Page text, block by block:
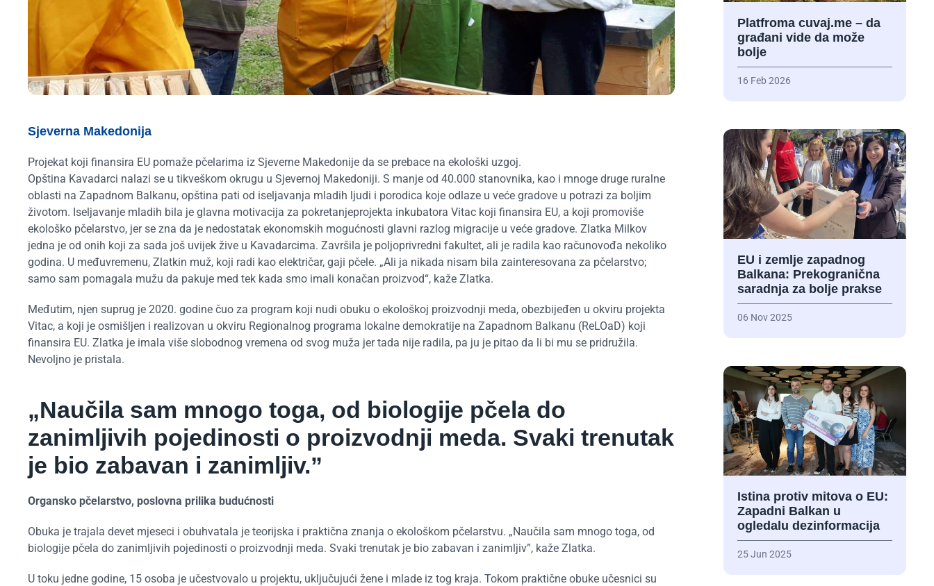
Sjeverna Makedonija
Projekat koji finansira EU pomaže pčelarima iz Sjeverne Makedonije da se prebace na ekološki uzgoj.
Opština Kavadarci nalazi se u tikveškom okrugu u Sjevernoj Makedoniji. S manje od 40.000 stanovnika, kao i mnoge druge ruralne
oblasti na Zapadnom Balkanu, opština pati od iseljavanja mladih ljudi i porodica koje odlaze u veće gradove u potrazi za boljim
životom. Iseljavanje mladih bila je glavna motivacija za pokretanjeprojekta inkubatora Vitac koji finansira EU, a koji promoviše
ekološko pčelarstvo, jer se zna da je nedostatak ekonomskih mogućnosti glavni razlog migracije u veće gradove. Zlatka Milkov
jedna je od onih koji za sada još uvijek žive u Kavadarcima. Završila je poljoprivredni fakultet, ali je radila kao računovođa nekoliko
godina. U međuvremenu, Zlatkin muž, koji radi kao električar, gaji pčele. „Ali ja nikada nisam bila zainteresovana za pčelarstvo;
samo sam pomagala mužu da pakuje med tek kada smo imali konačan proizvod“, kaže Zlatka.
Međutim, njen suprug je 2020. godine čuo za program koji nudi obuku o ekološkoj proizvodnji meda, obezbijeđen u okviru projekta
Vitac, a koji je osmišljen i realizovan u okviru Regionalnog programa lokalne demokratije na Zapadnom Balkanu (ReLOaD) koji
finansira EU. Zlatka je imala više slobodnog vremena od svog muža jer tada nije radila, pa ju je pitao da li bi mu se pridružila.
Nevoljno je pristala.
„Naučila sam mnogo toga, od biologije pčela do
zanimljivih pojedinosti o proizvodnji meda. Svaki trenutak
je bio zabavan i zanimljiv.”
Organsko pčelarstvo, poslovna prilika budućnosti
Obuka je trajala devet mjeseci i obuhvatala je teorijska i praktična znanja o ekološkom pčelarstvu. „Naučila sam mnogo toga, od
biologije pčela do zanimljivih pojedinosti o proizvodnji meda. Svaki trenutak je bio zabavan i zanimljiv”, kaže Zlatka.
U toku jedne godine, 15 osoba je učestvovalo u projektu, uključujući žene i mlade iz tog kraja. Tokom praktične obuke učesnici su
Platfroma cuvaj.me – da
građani vide da može
bolje
16 Feb 2026
EU i zemlje zapadnog
Balkana: Prekogranična
saradnja za bolje prakse
06 Nov 2025
Istina protiv mitova o EU:
Zapadni Balkan u
ogledalu dezinformacija
25 Jun 2025